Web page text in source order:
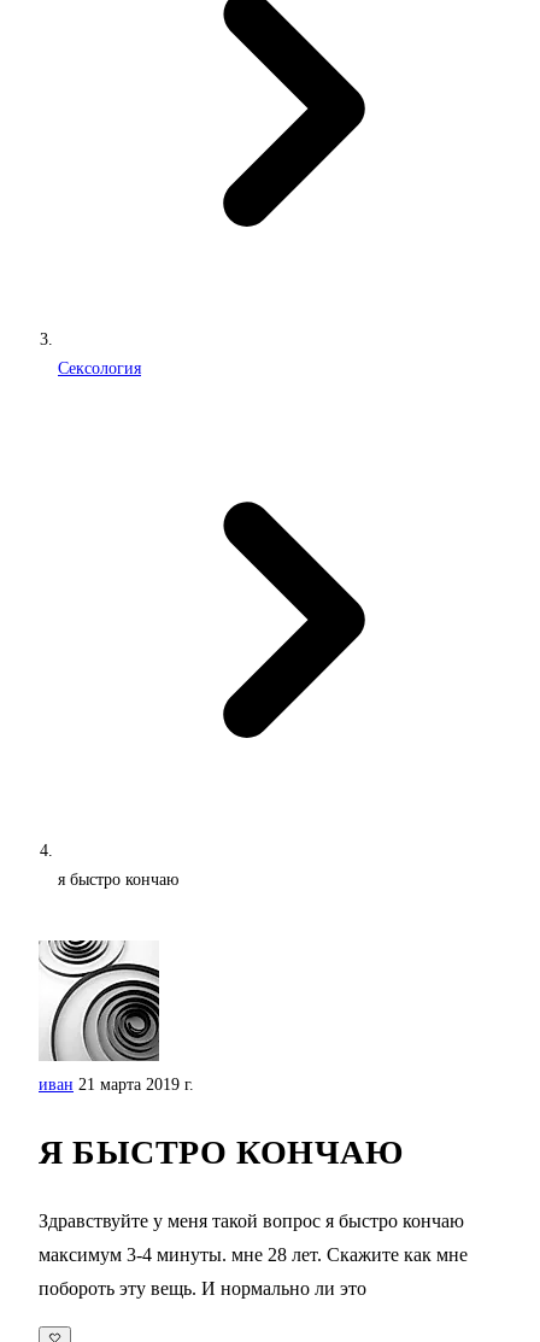
Сексология
я быстро кончаю
иван 21 марта 2019 г.
Я БЫСТРО КОНЧАЮ
Здравствуйте у меня такой вопрос я быстро кончаю
максимум 3-4 минуты. мне 28 лет. Скажите как мне
побороть эту вещь. И нормально ли это